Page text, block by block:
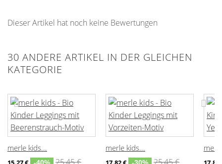
Dieser Artikel hat noch keine Bewertungen
30 ANDERE ARTIKEL IN DER GLEICHEN
KATEGORIE
merle kids... merle kids...